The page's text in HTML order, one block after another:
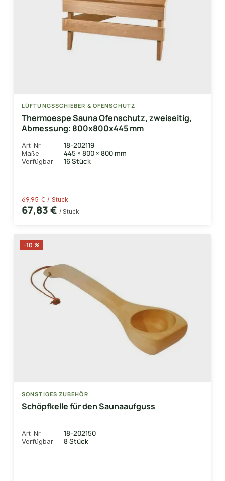
LÜFTUNGSSCHIEBER & OFENSCHUTZ
Thermoespe Sauna Ofenschutz, zweiseitig,
Abmessung: 800x800x445 mm
Art-Nr. 18-202119
Maße 445 × 800 × 800 mm
Verfügbar 16 Stück
69,95 € / Stück
67,83 € / Stück
−10 %
SONSTIGES ZUBEHÖR
Schöpfkelle für den Saunaaufguss
Art-Nr. 18-202150
Verfügbar 8 Stück